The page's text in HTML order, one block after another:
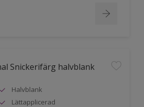
Snickerifärg halvblank
Halvblank
Lättapplicerad